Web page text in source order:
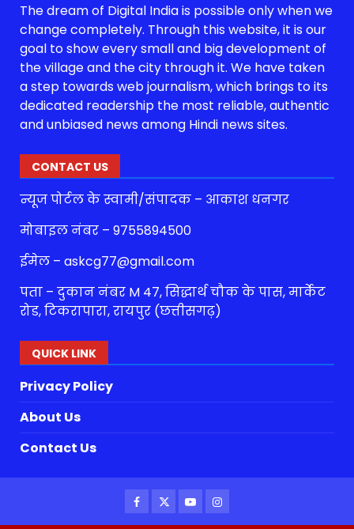
The dream of Digital India is possible only when we
change completely. Through this website, it is our
goal to show every small and big development of
the village and the city through it. We have taken
a step towards web journalism, which brings to its
dedicated readership the most reliable, authentic
and unbiased news among Hindi news sites.
CONTACT US
न्यूज पोर्टल के स्वामी/संपादक – आकाश धनगर
मोबाइल नंबर – 9755894500
ईमेल – askcg77@gmail.com
पता – दुकान नंबर M 47, सिद्धार्थ चौक के पास, मार्केट
रोड, टिकरापारा, रायपुर (छत्तीसगढ़)
QUICK LINK
Privacy Policy
About Us
Contact Us
Facebook
TwitterYoutubeInstagram